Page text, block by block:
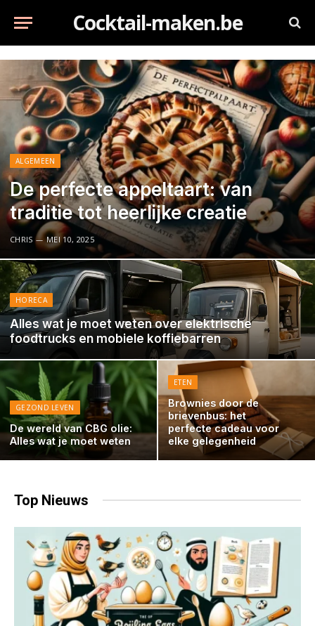
Cocktail-maken.be
ALGEMEEN
De perfecte appeltaart: van
traditie tot heerlijke creatie
CHRIS MEI 10, 2025
HORECA
Alles wat je moet weten over elektrische
foodtrucks en mobiele koffiebarren
GEZOND LEVEN
De wereld van CBG olie:
Alles wat je moet weten
ETEN
Brownies door de
brievenbus: het
perfecte cadeau voor
elke gelegenheid
Top Nieuws